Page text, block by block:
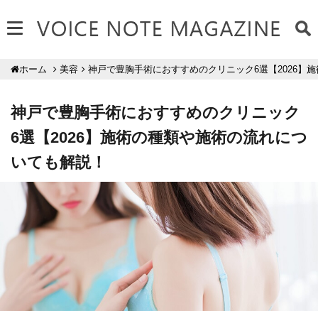
ホーム 美容 神戸で豊胸手術におすすめのクリニック6選【2026】
神戸で豊胸手術におすすめのクリニック
6選【2026】施術の種類や施術の流れにつ
いても解説！